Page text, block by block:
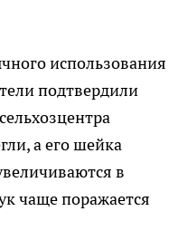
использования
подтвердили
а его шейка
в
чаще поражается